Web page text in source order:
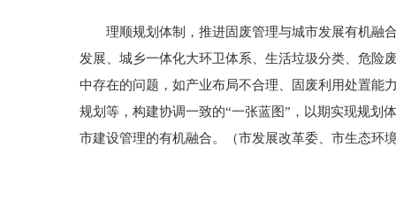
理顺规划体制，推进固废管理与城市发展有机融合
发展、城乡一体化大环卫体系、生活垃圾分类、危险
中存在的问题，如产业布局不合理、固废利用处置能
规划等，构建协调一致的“一张蓝图”，以期实现规划
市建设管理的有机融合。（市发展改革委、市生态环